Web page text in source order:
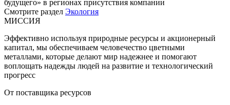
будущего» в регионах присутствия компании
Смотрите раздел Экология
МИССИЯ
Эффективно используя природные ресурсы и акционерный
капитал, мы обеспечиваем человечество цветными
металлами, которые делают мир надежнее и помогают
воплощать надежды людей на развитие и технологический
прогресс
От поставщика ресурсов